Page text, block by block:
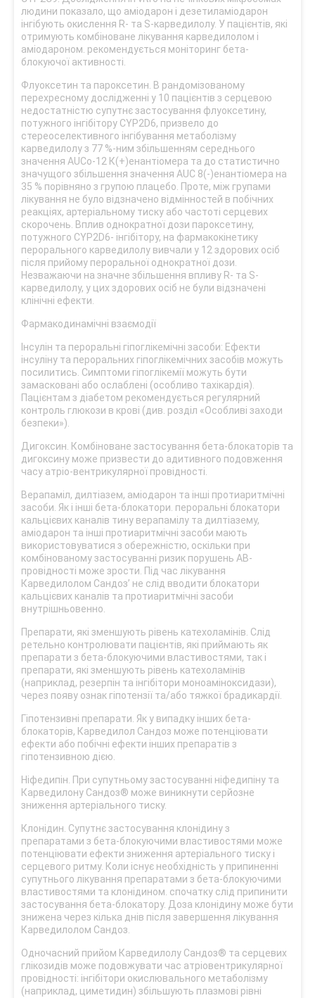
людини показало, що аміодарон і дезетиламіодарон
інгібують окислення R- та S-карведилолу. У пацієнтів, які
отримують комбіноване лікування карведилолом і
аміодароном. рекомендується моніторинг бета-
блокуючої активності.
Флуоксетин та пароксетин. В рандомізованому
перехресному дослідженні у 10 пацієнтів з серцевою
недостатністю супутнє застосування флуоксетину,
потужного інгібітору CYP2D6, призвело до
стереоселективного інгібування метаболізму
карведилолу з 77 %-ним збільшенням середнього
значення AUCo-12 К(+)енантіомера та до статистично
значущого збільшення значення AUC 8(-)енантіомера на
35 % порівняно з групою плацебо. Проте, між групами
лікування не було відзначено відмінностей в побічних
реакціях, артеріальному тиску або частоті серцевих
скорочень. Вплив однократної дози пароксетину,
потужного CYP2D6- інгібітору, на фармакокінетику
перорального карведилолу вивчали у 12 здорових осіб
після прийому пероральної однократної дози.
Незважаючи на значне збільшення впливу R- та S-
карведилолу, у цих здорових осіб не були відзначені
клінічні ефекти.
Фармакодинамічні взаємодії
Інсулін та пероральні гіпоглікемічні засоби: Ефекти
інсуліну та пероральних гіпоглікемічних засобів можуть
посилитись. Симптоми гіпоглікемії можуть бути
замасковані або ослаблені (особливо тахікардія).
Пацієнтам з діабетом рекомендується регулярний
контроль глюкози в крові (див. розділ «Особливі заходи
безпеки»).
Дигоксин. Комбіноване застосування бета-блокаторів та
дигоксину може призвести до адитивного подовження
часу атріо-вентрикулярної провідності.
Верапаміл, дилтіазем, аміодарон та інші протиаритмічні
засоби. Як і інші бета-блокатори. пероральні блокатори
кальцієвих каналів тину верапамілу та дилтіазему,
аміодарон та інші протиаритмічні засоби мають
використовуватися з обережністю, оскільки при
комбінованому застосуванні ризик порушень АВ-
провідності може зрости. Під час лікування
Карведилолом Сандоз’ не слід вводити блокатори
кальцієвих каналів та протиаритмічні засоби
внутрішньовенно.
Препарати, які зменшують рівень катехоламінів. Слід
ретельно контролювати пацієнтів, які приймають як
препарати з бета-блокуючими властивостями, так і
препарати, які зменшують рівень катехоламінів
(наприклад, резерпін та інгібітори моноаміноксидази),
через появу ознак гіпотензії та/або тяжкої брадикардії.
Гіпотензивні препарати. Як у випадку інших бета-
блокаторів, Карведилол Сандоз може потенціювати
ефекти або побічні ефекти інших препаратів з
гіпотензивною дією.
Ніфедипін. При супутньому застосуванні ніфедипіну та
Карведилону Сандоз® може виникнути серйозне
зниження артеріального тиску.
Клонідин. Супутнє застосування клонідину з
препаратами з бета-блокуючими властивостями може
потенціювати ефекти зниження артеріального тиску і
серцевого ритму. Коли існує необхідність у припиненні
супутнього лікування препаратами з бета-блокуючими
властивостями та клонідином. спочатку слід припинити
застосування бета-блокатору. Доза клонідину може бути
знижена через кілька днів після завершення лікування
Карведилолом Сандоз.
Одночасний прийом Карведилолу Сандоз® та серцевих
глікозидів може подовжувати час атріовентрикулярної
провідності: інгібітори окислювального метаболізму
(наприклад, циметидин) збільшують плазмові рівні